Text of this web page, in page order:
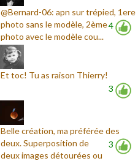
4
@Bernard-06: apn sur trépied, 1ere
photo sans le modèle, 2ème
photo avec le modèle cou...
3
Et toc! Tu as raison Thierry!
3
Belle création, ma préférée des
deux. Superposition de
deux images détourées ou